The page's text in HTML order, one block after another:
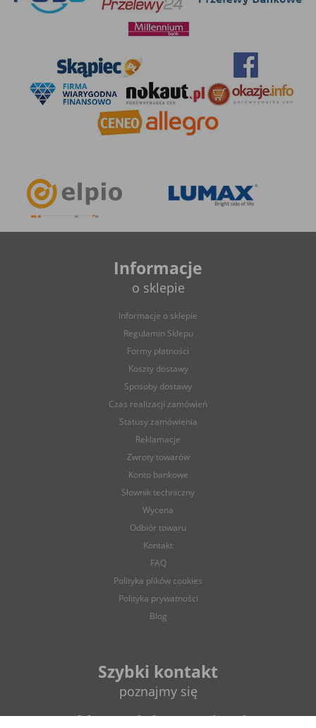
rzadszym widokiem. Ich estetyka nie zawsze pasuje bowiem do
nowoczesnych wnętrz, zaś manualna obsługa potrafi być bardzo
problematyczna. Dotyczy to w szczególności okien dachowych. Z
tego też powodu coraz więcej Polaków decyduje się na montaż
włącznika do rolet. Osprzęt ten przypomina z wyglądu
tradycyjny włącznik światła – wyposażony w dwa przyciski.
Pierwszy z nich opuszcza roletę, drugi – podnosi ją. W naszym
sklepie znajdą Państwo równieżprzyciski z podtrzymaniem
niewymagające ciągłego trzymania klawisza.
Przełączniki do rolet zewnętrznych
naszym asortymencie, zostały opracowane przez znanych
producentów, jak chociażby Ospel, Simon czy Elektro-Plast.
Dzięki dużej ilości modeli każdy znajdzie pośród nich wariant
kolorystyczny oraz design, który bez problemu wkomponuje się
serii osprzętów, wybór będzie jeszcze prostszy. Praktycznie
każda kolekcja łączników obejmuje także
rolet.
Poszukujesz stylowego przełącznika do rolet? Chętnie
W przypadku jakichkolwiek pytań związanych z doborem lub
dostępnością osprzętu dosterowania żaluzjami zewnętrznymi
zapraszamy do kontaktu – telefonicznego lub mailowego. Nasi
specjaliści pomogą Ci w znalezieniu najodpowiedniejszego
wysyłkę zamówień oraz atrakcyjne ceny. Zapraszamy wszystkich
klientów do skorzystania z naszych usług!
Informacje
o sklepie
Informacje o sklepie
Regulamin Sklepu
Formy płatności
Koszty dostawy
Sposoby dostawy
Czas realizacji zamówień
Statusy zamówienia
Reklamacje
Zwroty towarów
Konto bankowe
Słownik techniczny
Wycena
Odbiór towaru
Kontakt
FAQ
Polityka plików cookies
Polityka prywatności
Blog
Szybki kontakt
poznajmy się
sklep@elektrycznie.pl